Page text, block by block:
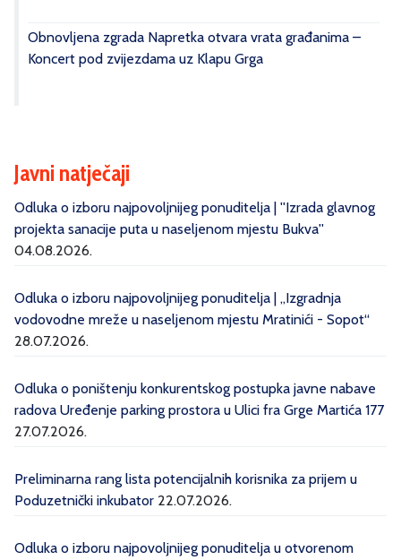
Obnovljena zgrada Napretka otvara vrata građanima –
Koncert pod zvijezdama uz Klapu Grga
Javni natječaji
Odluka o izboru najpovoljnijeg ponuditelja | ''Izrada glavnog
projekta sanacije puta u naseljenom mjestu Bukva''
04.08.2026.
Odluka o izboru najpovoljnijeg ponuditelja | „Izgradnja
vodovodne mreže u naseljenom mjestu Mratinići - Sopot“
28.07.2026.
Odluka o poništenju konkurentskog postupka javne nabave
radova Uređenje parking prostora u Ulici fra Grge Martića 177
27.07.2026.
Preliminarna rang lista potencijalnih korisnika za prijem u
Poduzetnički inkubator 22.07.2026.
Odluka o izboru najpovoljnijeg ponuditelja u otvorenom